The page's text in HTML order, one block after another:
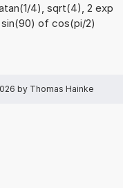
4), sqrt(4), 2 exp
sin(90) of cos(pi/2)
by Thomas Hainke